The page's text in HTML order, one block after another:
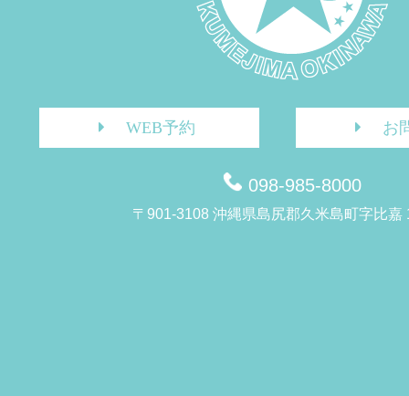
WEB予約 お
098-985-8000
〒901-3108 沖縄県島尻郡久米島町字比嘉